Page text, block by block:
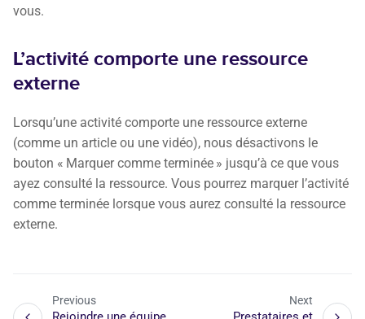
vous.
L’activité comporte une ressource
externe
Lorsqu’une activité comporte une ressource externe
(comme un article ou une vidéo), nous désactivons le
bouton « Marquer comme terminée » jusqu’à ce que vous
ayez consulté la ressource. Vous pourrez marquer l’activité
comme terminée lorsque vous aurez consulté la ressource
externe.
Previous Next